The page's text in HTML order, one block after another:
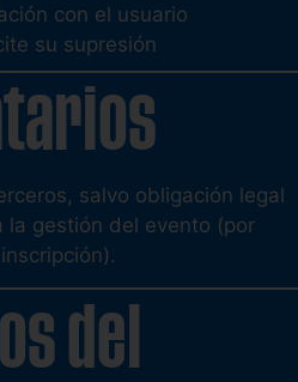
con el usuario
su supresión
salvo obligación legal
la gestión del evento (por
del